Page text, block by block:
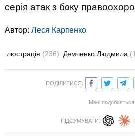
серія атак з боку
Автор: Леся Карпенко
люстрація (236) Демченко Людмила
ПОДІЛИТИСЯ:
Мені подобається
ПІДСУМУВАТИ: